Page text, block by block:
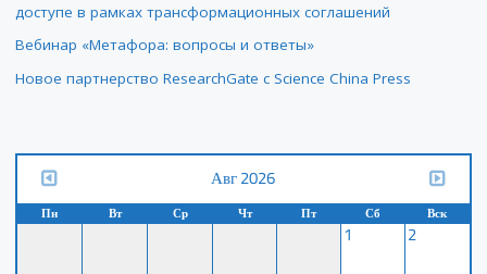
доступе в рамках трансформационных соглашений
Вебинар «Метафора: вопросы и ответы»
Новое партнерство ResearchGate с Science China Press
Авг 2026
Пн Вт Ср Чт Пт Сб Вск
1 2